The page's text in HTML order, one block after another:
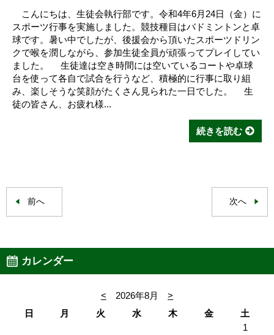
こんにちは、生徒会執行部です。令和4年6月24日（金）に
スポーツ行事を実施しました。競技種目はバドミントンと卓
球です。暑い中でしたが、後援会から頂いたスポーツドリン
クで喉を潤しながら、参加生徒全員が頑張ってプレイしてい
ました。 生徒達は空き時間には空いているコートや卓球
台を使って各自で試合を行うなど、積極的に行事に取り組
み、楽しそうな笑顔がたくさん見られた一日でした。 生
徒の皆さん、お疲れ様...
続きを読む
前へ 次へ
カレンダー
< 2026年8月
>
日
月 火 水 木 金
土
1